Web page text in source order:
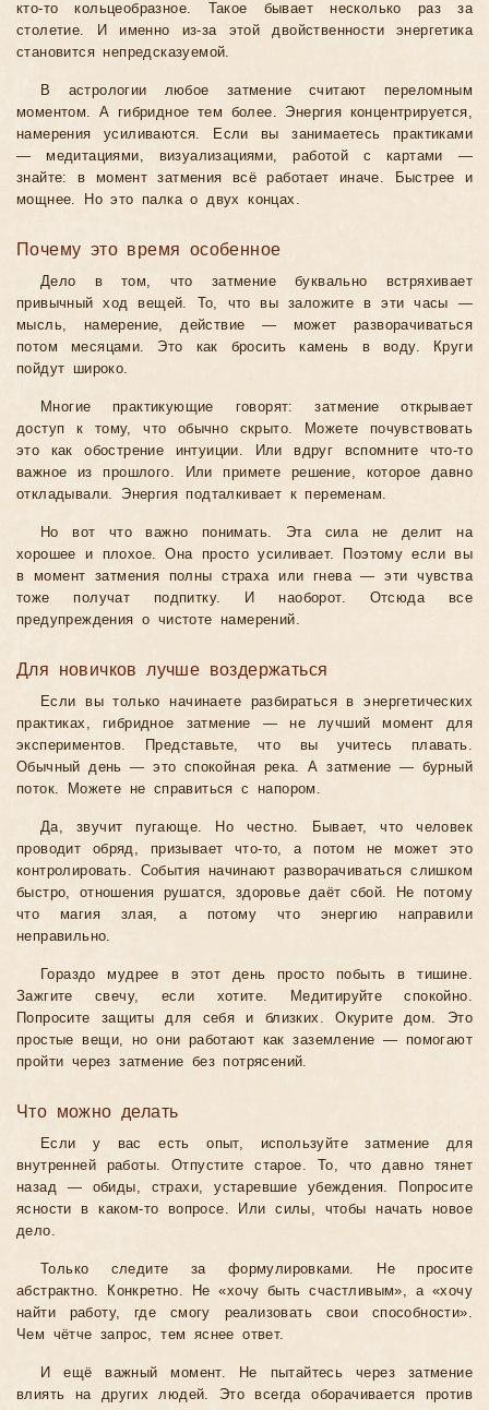
кто-то кольцеобразное. Такое бывает несколько раз за
столетие. И именно из-за этой двойственности энергетика
становится непредсказуемой.
В астрологии любое затмение считают переломным
моментом. А гибридное тем более. Энергия концентрируется,
намерения усиливаются. Если вы занимаетесь практиками
— медитациями, визуализациями, работой с картами —
знайте: в момент затмения всё работает иначе. Быстрее и
мощнее. Но это палка о двух концах.
Почему это время особенное
Дело в том, что затмение буквально встряхивает
привычный ход вещей. То, что вы заложите в эти часы —
мысль, намерение, действие — может разворачиваться
потом месяцами. Это как бросить камень в воду. Круги
пойдут широко.
Многие практикующие говорят: затмение открывает
доступ к тому, что обычно скрыто. Можете почувствовать
это как обострение интуиции. Или вдруг вспомните что-то
важное из прошлого. Или примете решение, которое давно
откладывали. Энергия подталкивает к переменам.
Но вот что важно понимать. Эта сила не делит на
хорошее и плохое. Она просто усиливает. Поэтому если вы
в момент затмения полны страха или гнева — эти чувства
тоже получат подпитку. И наоборот. Отсюда все
предупреждения о чистоте намерений.
Для новичков лучше воздержаться
Если вы только начинаете разбираться в энергетических
практиках, гибридное затмение — не лучший момент для
экспериментов. Представьте, что вы учитесь плавать.
Обычный день — это спокойная река. А затмение — бурный
поток. Можете не справиться с напором.
Да, звучит пугающе. Но честно. Бывает, что человек
проводит обряд, призывает что-то, а потом не может это
контролировать. События начинают разворачиваться слишком
быстро, отношения рушатся, здоровье даёт сбой. Не потому
что магия злая, а потому что энергию направили
неправильно.
Гораздо мудрее в этот день просто побыть в тишине.
Зажгите свечу, если хотите. Медитируйте спокойно.
Попросите защиты для себя и близких. Окурите дом. Это
простые вещи, но они работают как заземление — помогают
пройти через затмение без потрясений.
Что можно делать
Если у вас есть опыт, используйте затмение для
внутренней работы. Отпустите старое. То, что давно тянет
назад — обиды, страхи, устаревшие убеждения. Попросите
ясности в каком-то вопросе. Или силы, чтобы начать новое
дело.
Только следите за формулировками. Не просите
абстрактно. Конкретно. Не «хочу быть счастливым», а «хочу
найти работу, где смогу реализовать свои способности».
Чем чётче запрос, тем яснее ответ.
И ещё важный момент. Не пытайтесь через затмение
влиять на других людей. Это всегда оборачивается против